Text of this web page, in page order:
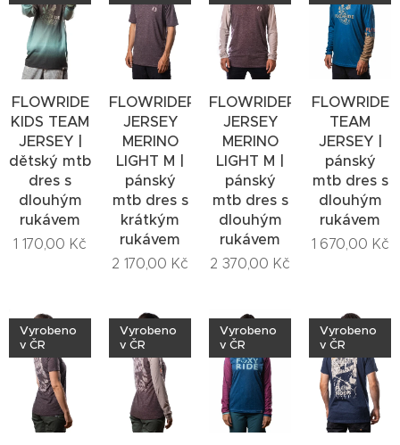
FLOWRIDE
KIDS TEAM
JERSEY |
dětský mtb
dres s
dlouhým
rukávem
1 170,00 Kč
FLOWRIDERS
JERSEY
MERINO
LIGHT M |
pánský
mtb dres s
krátkým
rukávem
2 170,00 Kč
FLOWRIDERS
JERSEY
MERINO
LIGHT M |
pánský
mtb dres s
dlouhým
rukávem
2 370,00 Kč
FLOWRIDE
TEAM
JERSEY |
pánský
mtb dres s
dlouhým
rukávem
1 670,00 Kč
Vyrobeno
v ČR
Vyrobeno
v ČR
Vyrobeno
v ČR
Vyrobeno
v ČR